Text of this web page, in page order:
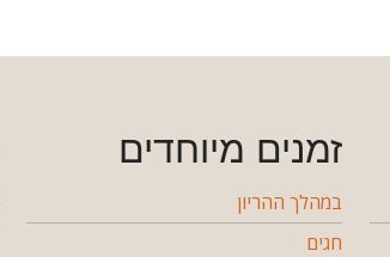
זמנים מיוחדים
במהלך ההריון
חגים